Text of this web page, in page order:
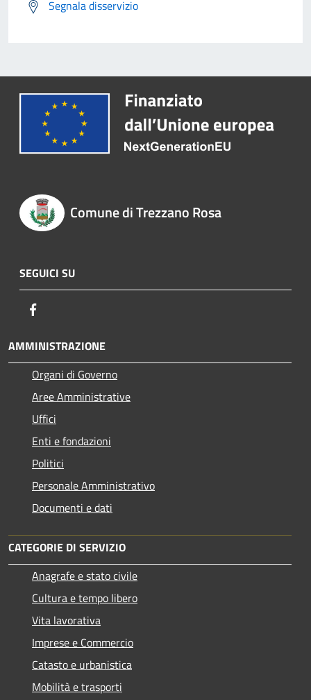
Segnala disservizio
Comune di Trezzano Rosa
SEGUICI SU
AMMINISTRAZIONE
Organi di Governo
Aree Amministrative
Uffici
Enti e fondazioni
Politici
Personale Amministrativo
Documenti e dati
CATEGORIE DI SERVIZIO
Anagrafe e stato civile
Cultura e tempo libero
Vita lavorativa
Imprese e Commercio
Catasto e urbanistica
Mobilità e trasporti